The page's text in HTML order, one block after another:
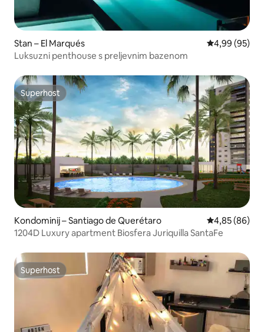
Stan – El Marqués Prosječna
4,99 (95)
Luksuzni penthouse s preljevnim bazenom
Superhost
Superhost
Kondominij – Santiago de Querétaro Prosječna
4,85 (86)
1204D Luxury apartment Biosfera Juriquilla SantaFe
Superhost
Superhost